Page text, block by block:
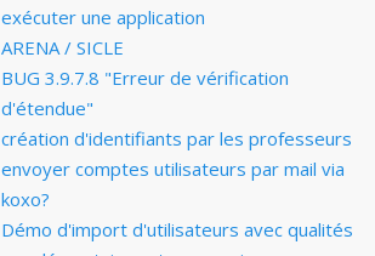
exécuter une application
ARENA / SICLE
BUG 3.9.7.8 "Erreur de vérification
d'étendue"
création d'identifiants par les professeurs
envoyer comptes utilisateurs par mail via
koxo?
Démo d'import d'utilisateurs avec qualités